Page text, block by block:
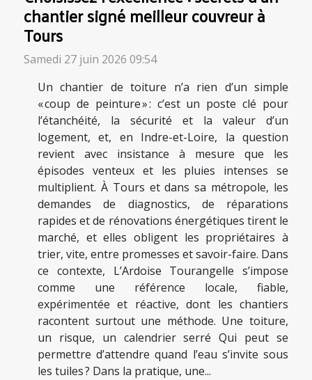
chantier signé meilleur couvreur à
Tours
Samedi 27 juin 2026 09:54
Un chantier de toiture n’a rien d’un simple
« coup de peinture » : c’est un poste clé pour
l’étanchéité, la sécurité et la valeur d’un
logement, et, en Indre-et-Loire, la question
revient avec insistance à mesure que les
épisodes venteux et les pluies intenses se
multiplient. À Tours et dans sa métropole, les
demandes de diagnostics, de réparations
rapides et de rénovations énergétiques tirent le
marché, et elles obligent les propriétaires à
trier, vite, entre promesses et savoir-faire. Dans
ce contexte, L’Ardoise Tourangelle s’impose
comme une référence locale, fiable,
expérimentée et réactive, dont les chantiers
racontent surtout une méthode. Une toiture,
un risque, un calendrier serré Qui peut se
permettre d’attendre quand l’eau s’invite sous
les tuiles ? Dans la pratique, une...